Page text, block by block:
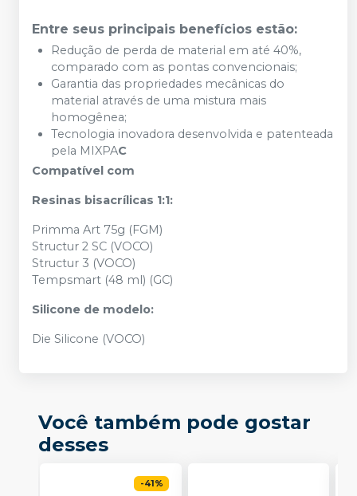
Entre seus principais benefícios estão:
Redução de perda de material em até 40%,
comparado com as pontas convencionais;
Garantia das propriedades mecânicas do
material através de uma mistura mais
homogênea;
Tecnologia inovadora desenvolvida e patenteada
pela MIXPAC
Compatível com
Resinas bisacrílicas 1:1:
Primma Art 75g (FGM)
Structur 2 SC (VOCO)
Structur 3 (VOCO)
Tempsmart (48 ml) (GC)
Silicone de modelo:
Die Silicone (VOCO)
Você também pode gostar
desses
-41%